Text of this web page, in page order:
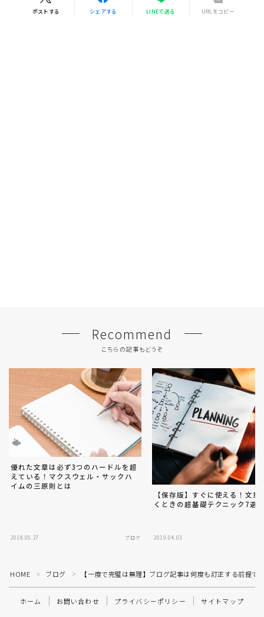
ポストする シェアする LINEで送る URLをコピー
Recommend
こちらの記事もどうぞ
優れた文章は必ず3つのハードルを超
えている！マクスウェル・サックハ
イムの三原則とは
2018.05.27 ブログ
【保存版】すぐに使える！文章
くときの超基礎テクニック7選
2019.04.03
HOME ＞ ブログ ＞ 【一度で完璧は無理】ブログ記事は何度も訂正する前提
ホーム お問い合わせ プライバシーポリシー サイトマップ